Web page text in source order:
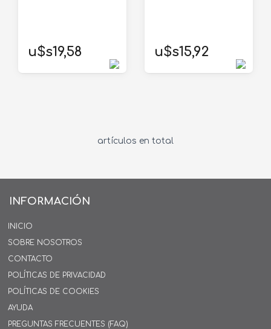
u$s19,58 u$s15,92
artículos en total
INFORMACIÓN
INICIO
SOBRE NOSOTROS
CONTACTO
POLÍTICAS DE PRIVACIDAD
POLÍTICAS DE COOKIES
AYUDA
PREGUNTAS FRECUENTES (FAQ)